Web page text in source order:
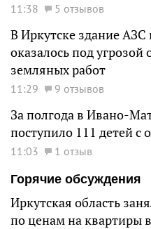
11:38 5 отзывов
В Иркутске здание
оказалось под
земляных работ
11:29 9 отзывов
За полгода в Ивано-
поступило 111 детей с
11:03
1 отзыв
Горячие обсуждения
Иркутская область
по ценам на квартиры